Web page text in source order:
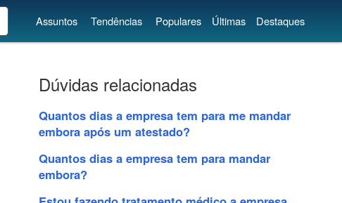
Assuntos Tendências Populares Últimas Destaques
Dúvidas relacionadas
Quantos dias a empresa tem para me mandar
embora após um atestado?
Quantos dias a empresa tem para mandar
embora?